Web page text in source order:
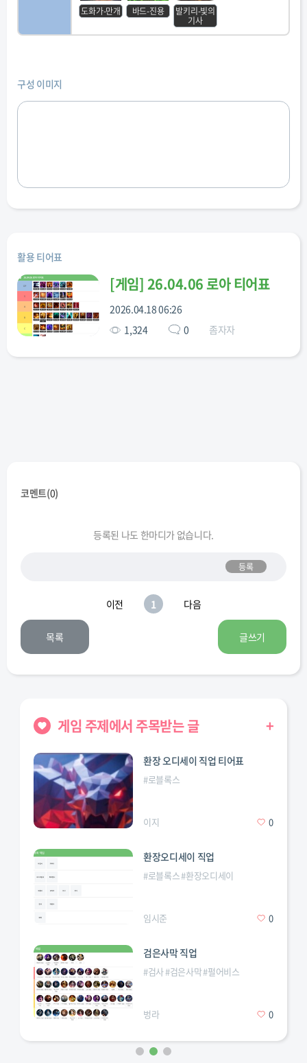
도화가-만개 바드-진용 발키리-빛의
기사
구성 이미지
활용 티어표
[게임] 26.04.06 로아 티어표
2026.04.18 06:26
1,324
0 좀자자
코멘트(0)
등록된 나도 한마디가 없습니다.
등록
이전 1 다음
목록 글쓰기
게임 주제에서 주목받는 글 +
환장 오디세이 직업 티어표
#로블록스
이지 0
환장오디세이 직업
#로블록스#환장오디세이
임시준 0
검은사막 직업
#검사#검은사막#펄어비스
벙라 0